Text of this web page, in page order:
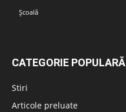
Școală
CATEGORIE POPULARĂ
Stiri
Articole preluate